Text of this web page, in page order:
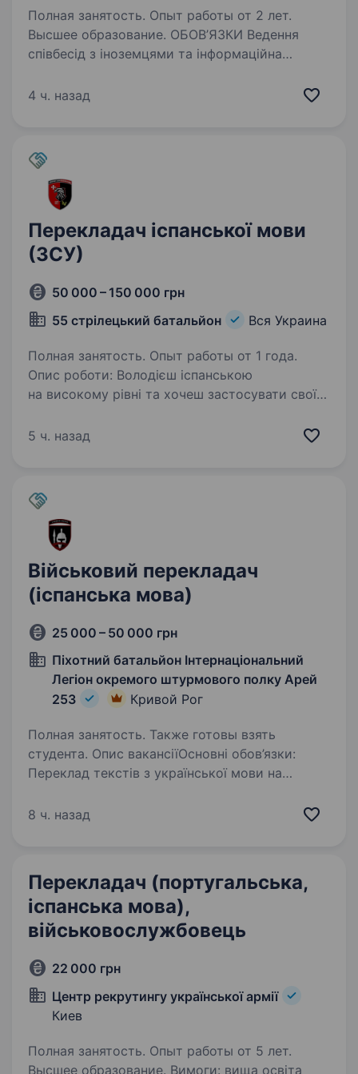
Полная занятость. Опыт работы от 2 лет.
Высшее образование. ОБОВ’ЯЗКИ Ведення
співбесід з іноземцями та інформаційна
служби та умов контракту; Пошук іноземних
4 ч. назад
Перекладач іспанської мови
(ЗСУ)
50 000 – 150 000 грн
55 стрілецький батальйон
Вся Украина
Полная занятость. Опыт работы от 1 года.
Опис роботи: Володієш іспанською
на високому рівні та хочеш застосувати свої
окремий стрілецький батальйон запрошує
5 ч. назад
Військовий перекладач
(іспанська мова)
25 000 – 50 000 грн
Піхотний батальйон Інтернаціональний
Легіон окремого штурмового полку Арей
253
Кривой Рог
Полная занятость. Также готовы взять
студента. Опис вакансіїОсновні обов’язки:
Переклад текстів з української мови на
оригіналу й точності висловлювань;
8 ч. назад
Перекладач (португальська,
іспанська мова),
військовослужбовець
22 000 грн
Центр рекрутингу української армії
Киев
Полная занятость. Опыт работы от 5 лет.
Высшее образование. Вимоги: вища освіта